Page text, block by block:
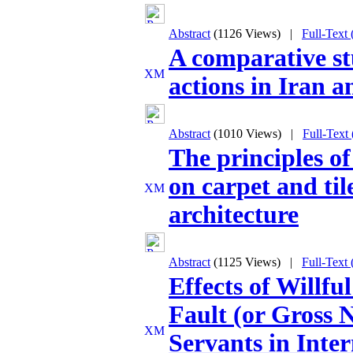
Abstract (1126 Views) | Full-Text
A comparative
actions in Iran
Abstract (1010 Views) | Full-Text
The principles
on carpet and
architecture
Abstract (1125 Views) | Full-Text
Effects of
Fault (or Gross
Servants in